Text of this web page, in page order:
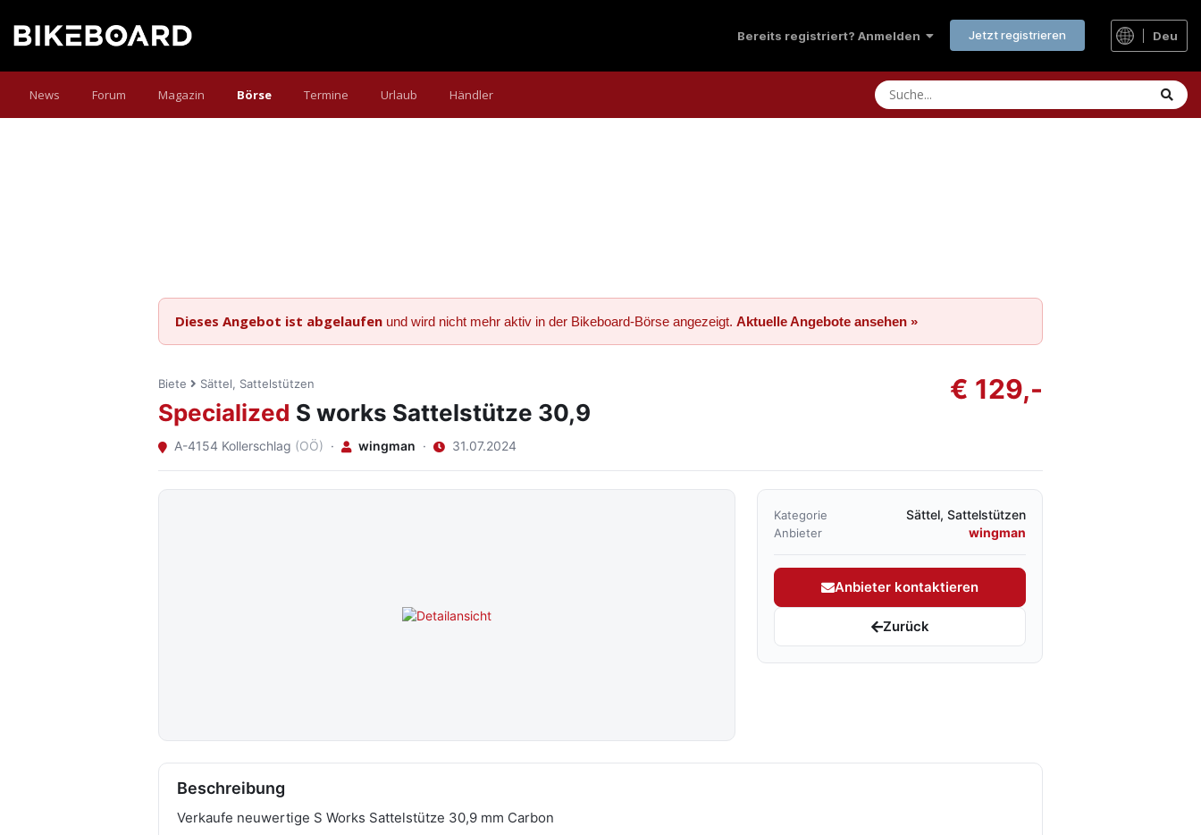
Bereits registriert? Anmelden Jetzt registrieren Deu
News Forum Magazin Börse Termine Urlaub Händler
Dieses Angebot ist abgelaufen und wird nicht mehr aktiv in der Bikeboard-Börse angezeigt. Aktuelle Angebote ansehen »
Biete Sättel, Sattelstützen
Specialized S works Sattelstütze 30,9
A-4154 Kollerschlag (OÖ) · wingman · 31.07.2024
€ 129,-
Kategorie Sättel, Sattelstützen
Anbieter wingman
Anbieter kontaktieren
Zurück
Beschreibung
Verkaufe neuwertige S Works Sattelstütze 30,9 mm Carbon